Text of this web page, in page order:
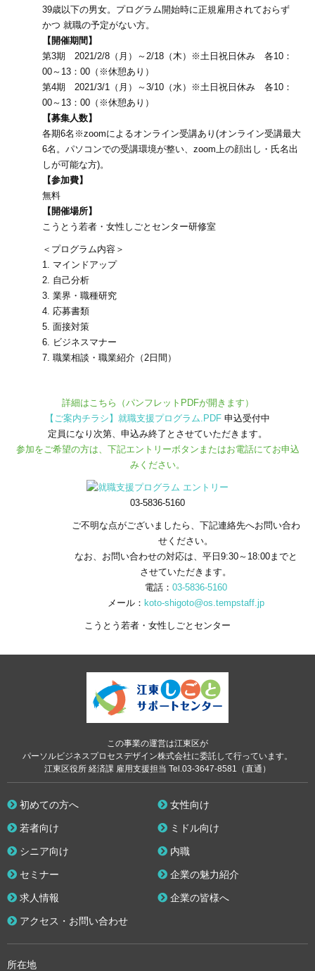
39歳以下の男女。プログラム開始時に正規雇用されておらず
かつ 就職の予定がない方。
【開催期間】
第3期 2021/2/8（月）～2/18（木）※土日祝日休み 各10：
00～13：00（※休憩あり）
第4期 2021/3/1（月）～3/10（水）※土日祝日休み 各10：
00～13：00（※休憩あり）
【募集人数】
各期6名※zoomによるオンライン受講あり(オンライン受講最大
6名。パソコンでの受講環境が整い、zoom上の顔出し・氏名出
しが可能な方)。
【参加費】
無料
【開催場所】
こうとう若者・女性しごとセンター研修室
＜プログラム内容＞
1. マインドアップ
2. 自己分析
3. 業界・職種研究
4. 応募書類
5. 面接対策
6. ビジネスマナー
7. 職業相談・職業紹介（2日間）
詳細はこちら（パンフレットPDFが開きます）
【ご案内チラシ】就職支援プログラム.PDF 申込受付中
定員になり次第、申込み終了とさせていただきます。
参加をご希望の方は、下記エントリーボタンまたはお電話にてお申込
みください。
03-5836-5160
ご不明な点がございましたら、下記連絡先へお問い合わ
せください。
なお、お問い合わせの対応は、平日9:30～18:00までと
させていただきます。
電話： 03-5836-5160
メール： koto-shigoto@os.tempstaff.jp
こうとう若者・女性しごとセンター
この事業の運営は江東区が
パーソルビジネスプロセスデザイン株式会社に委託して行っています。
江東区役所 経済課 雇用支援担当 Tel.03-3647-8581（直通）
所在地
初めての方へ 女性向け
若者向け ミドル向け
シニア向け 内職
セミナー 企業の魅力紹介
求人情報 企業の皆様へ
アクセス・お問い合わせ